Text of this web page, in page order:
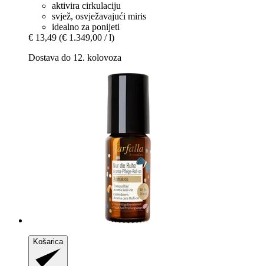
aktivira cirkulaciju
svjež, osvježavajući miris
idealno za ponijeti
€ 13,49 (€ 1.349,00 / l)
Dostava do 12. kolovoza
Košarica